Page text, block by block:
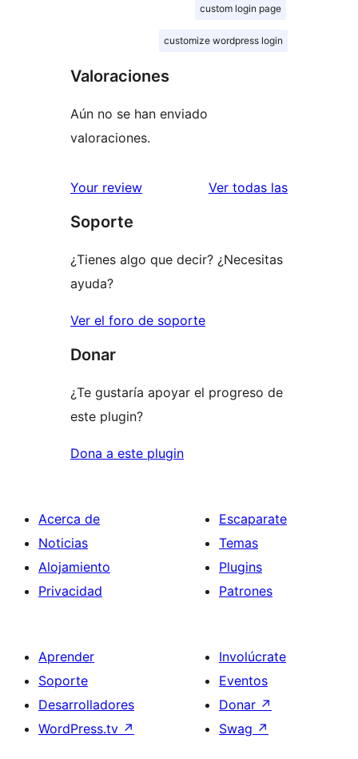
custom login page
customize wordpress login
Valoraciones
Aún no se han enviado
valoraciones.
Your review Ver todas las
Soporte
¿Tienes algo que decir? ¿Necesitas
ayuda?
Ver el foro de soporte
Donar
¿Te gustaría apoyar el progreso de
este plugin?
Dona a este plugin
Acerca de
Noticias
Alojamiento
Privacidad
Escaparate
Temas
Plugins
Patrones
Aprender
Soporte
Desarrolladores
WordPress.tv ↗
Involúcrate
Eventos
Donar ↗
Swag ↗